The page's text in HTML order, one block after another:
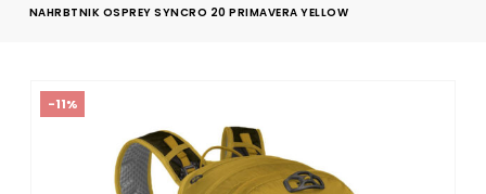
NAHRBTNIK OSPREY SYNCRO 20 PRIMAVERA YELLOW
-11%